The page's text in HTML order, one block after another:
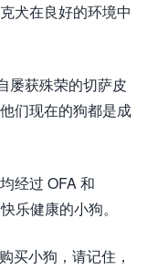
犬在良好的环境中
屡获殊荣的切萨皮
们现在的狗都是成
经过 OFA 和
乐健康的小狗。
买小狗，请记住，